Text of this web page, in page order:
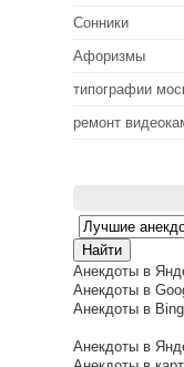
Сонники
Афоризмы
типографии
ремонт
Анекдоты в
Анекдоты в
Анекдоты в Bing
Анекдоты в